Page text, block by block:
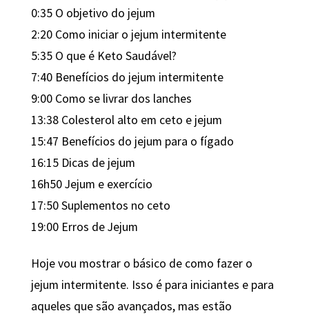
0:35 O objetivo do jejum
2:20 Como iniciar o jejum intermitente
5:35 O que é Keto Saudável?
7:40 Benefícios do jejum intermitente
9:00 Como se livrar dos lanches
13:38 Colesterol alto em ceto e jejum
15:47 Benefícios do jejum para o fígado
16:15 Dicas de jejum
16h50 Jejum e exercício
17:50 Suplementos no ceto
19:00 Erros de Jejum
Hoje vou mostrar o básico de como fazer o
jejum intermitente. Isso é para iniciantes e para
aqueles que são avançados, mas estão